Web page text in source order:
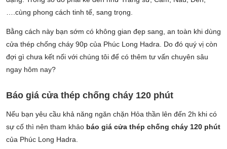
….cùng phong cách tinh tế, sang trọng.
Bằng cách này bạn sớm có không gian đẹp sang, an toàn khi dùng
cửa thép chống cháy 90p của Phúc Long Hadra. Do đó quý vị còn
đợi gì chưa kết nối với chúng tôi để có thêm tư vấn chuyên sâu
ngay hôm nay?
Báo giá cửa thép chống cháy 120 phút
Nếu bạn yêu cầu khả năng ngăn chặn Hỏa thần lên đến 2h khi có
sự cố thì nên tham khảo báo giá cửa thép chống cháy 120 phút
của Phúc Long Hadra.